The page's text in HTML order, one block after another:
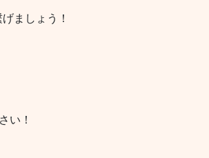
ましょう！
い！